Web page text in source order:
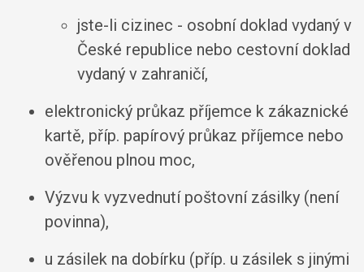
jste-li cizinec - osobní doklad vydaný v
České republice nebo cestovní doklad
vydaný v zahraničí,
elektronický průkaz příjemce k zákaznické
kartě, příp. papírový průkaz příjemce nebo
ověřenou plnou moc,
Výzvu k vyzvednutí poštovní zásilky (není
povinna),
u zásilek na dobírku (příp. u zásilek s jinými